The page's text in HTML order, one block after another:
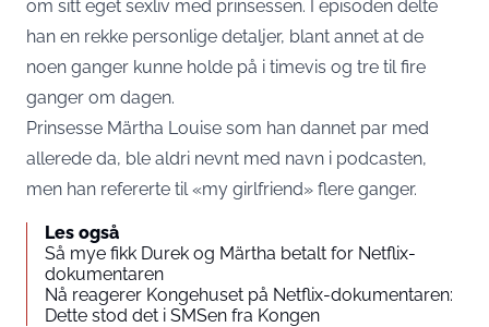
om sitt eget sexliv med prinsessen. I episoden delte
han en rekke personlige detaljer, blant annet at de
noen ganger kunne holde på i timevis og tre til fire
ganger om dagen.
Prinsesse Märtha Louise som han dannet par med
allerede da, ble aldri nevnt med navn i podcasten,
men han refererte til «my girlfriend» flere ganger.
Les også
Så mye fikk Durek og Märtha betalt for Netflix-
dokumentaren
Nå reagerer Kongehuset på Netflix-dokumentaren:
Dette stod det i SMSen fra Kongen